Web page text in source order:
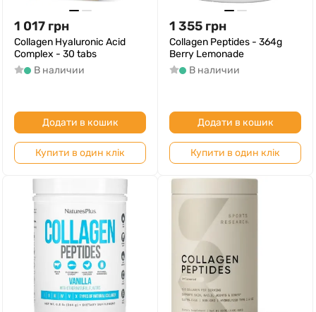
1 017 грн
Collagen Hyaluronic Acid
Complex - 30 tabs
В наличии
Додати в кошик
Купити в один клік
1 355 грн
Collagen Peptides - 364g
Berry Lemonade
В наличии
Додати в кошик
Купити в один клік